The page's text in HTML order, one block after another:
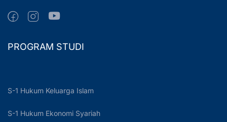
PROGRAM STUDI
S-1 Hukum Keluarga Islam
S-1 Hukum Ekonomi Syariah